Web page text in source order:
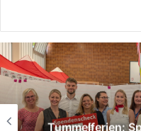
Moers
Tummelferien: